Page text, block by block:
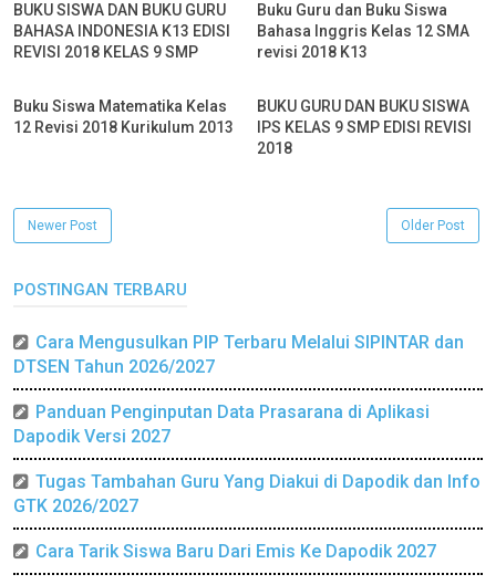
BUKU SISWA DAN BUKU GURU
BAHASA INDONESIA K13 EDISI
REVISI 2018 KELAS 9 SMP
Buku Guru dan Buku Siswa
Bahasa Inggris Kelas 12 SMA
revisi 2018 K13
Buku Siswa Matematika Kelas
12 Revisi 2018 Kurikulum 2013
BUKU GURU DAN BUKU SISWA
IPS KELAS 9 SMP EDISI REVISI
2018
Newer Post Older Post
POSTINGAN TERBARU
Cara Mengusulkan PIP Terbaru Melalui SIPINTAR dan
DTSEN Tahun 2026/2027
Panduan Penginputan Data Prasarana di Aplikasi
Dapodik Versi 2027
Tugas Tambahan Guru Yang Diakui di Dapodik dan Info
GTK 2026/2027
Cara Tarik Siswa Baru Dari Emis Ke Dapodik 2027